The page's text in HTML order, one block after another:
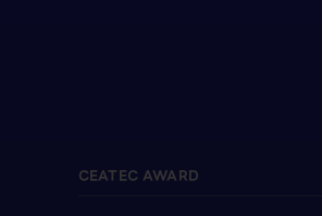
CEATEC AWARD